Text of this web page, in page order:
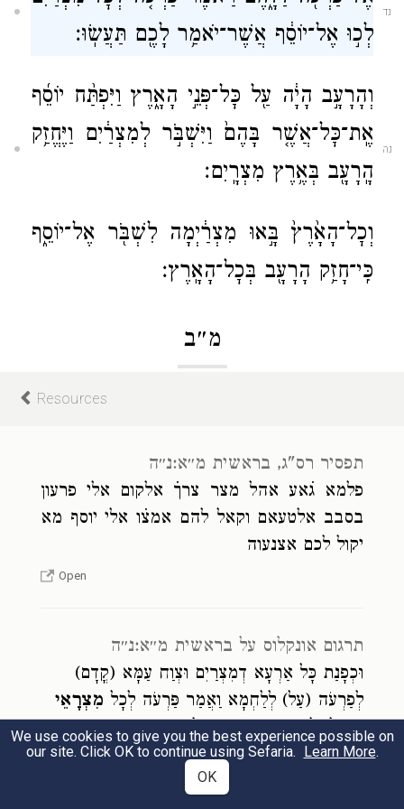
נד
נה
לְכ֣וּ אֶל־יוֹסֵ֔ף אֲשֶׁר־יֹאמַ֥ר לָכֶ֖ם תַּעֲשֽׂוּ׃
וְהָרָעָ֣ב הָיָ֔ה עַ֖ל כׇּל־פְּנֵ֣י הָאָ֑רֶץ וַיִּפְתַּ֨ח יוֹסֵ֜ף
אֶֽת־כׇּל־אֲשֶׁ֤ר בָּהֶם֙ וַיִּשְׁבֹּ֣ר לְמִצְרַ֔יִם וַיֶּחֱזַ֥ק
הָֽרָעָ֖ב בְּאֶ֥רֶץ מִצְרָֽיִם׃
וְכׇל־הָאָ֙רֶץ֙ בָּ֣אוּ מִצְרַ֔יְמָה לִשְׁבֹּ֖ר אֶל־יוֹסֵ֑ף
כִּֽי־חָזַ֥ק הָרָעָ֖ב בְּכׇל־הָאָֽרֶץ׃
מ״ב
וַיַּ֣רְא יַעֲקֹ֔ב כִּ֥י יֶשׁ־שֶׁ֖בֶר בְּמִצְרָ֑יִם וַיֹּ֤אמֶר
וַיֹּ֕אמֶר הִנֵּ֣ה שָׁמַ֔עְתִּי כִּ֥י יֶשׁ־שֶׁ֖בֶר בְּמִצְרָ֑יִם
רְדוּ־שָׁ֙מָּה֙ וְשִׁבְרוּ־לָ֣נוּ מִשָּׁ֔ם וְנִחְיֶ֖ה וְלֹ֥א
וַיֵּרְד֥וּ אֲחֵֽי־יוֹסֵ֖ף עֲשָׂרָ֑ה לִשְׁבֹּ֥ר בָּ֖ר
מִמִּצְרָֽיִם׃
ד
וְאֶת־בִּנְיָמִין֙ אֲחִ֣י יוֹסֵ֔ף לֹא־שָׁלַ֥ח יַעֲקֹ֖ב
אֶת־אֶחָ֑יו כִּ֣י אָמַ֔ר פֶּן־יִקְרָאֶ֖נּוּ אָסֽוֹן׃
Resources
תפסיר רס"ג, בראשית מ״א:נ״ה
פלמא ג̇אע אהל מצר צרך̇ אלקום אלי פרעון
בסבב אלטעאם וקאל להם אמצ̇ו אלי יוסף מא
יקול לכם אצנעוה
Open
תרגום אונקלוס על בראשית מ״א:נ״ה
וּכְפָנַת כָּל אַרְעָא דְמִצְרַיִם וּצְוַח עַמָּא (קֳדָם)
לְפַרְעֹה (עַל) לְלַחְמָא וַאֲמַר פַּרְעֹה לְכָל מִצְרָאֵי
אִיזִילוּ לְוַת יוֹסֵף דִּי יֵימַר לְכוֹן תַּעְבְּדוּן:
Open
We use cookies to give you the best experience possible on
our site. Click OK to continue using Sefaria. Learn More.
OK